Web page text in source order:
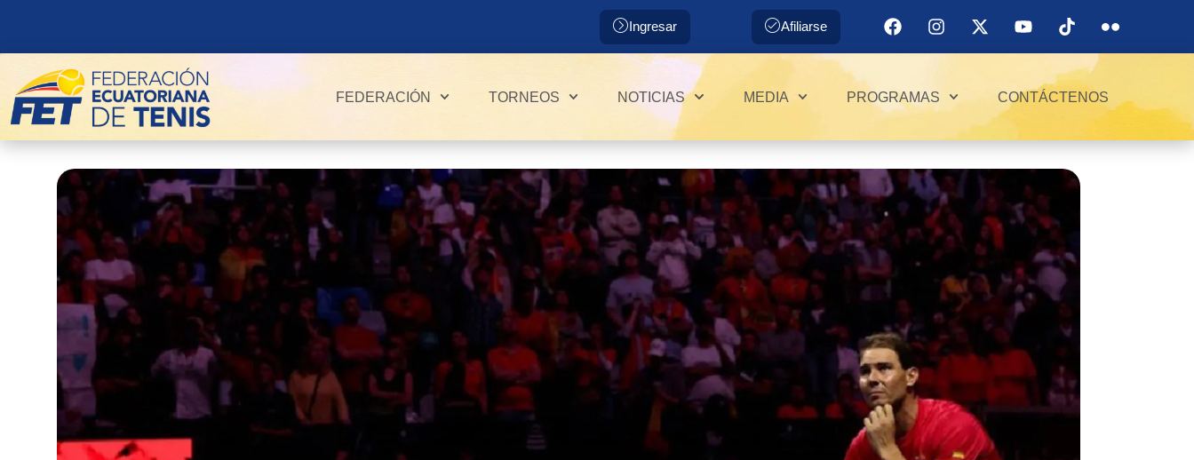
Ingresar Afiliarse
FEDERACIÓN TORNEOS NOTICIAS MEDIA PROGRAMAS CONTÁCTENOS